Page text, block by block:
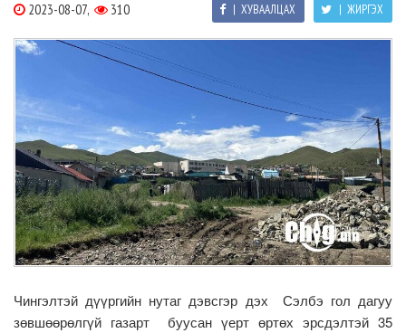
2023-08-07, 310 | ЖИРГЭХ
| ХУВААЛЦАХ
Чингэлтэй дүүргийн нутаг дэвсгэр дэх Сэлбэ гол дагуу
зөвшөөрөлгүй газарт буусан үерт өртөх эрсдэлтэй 35